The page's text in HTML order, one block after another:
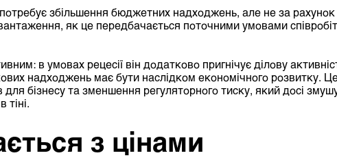
збільшення бюджетних надходжень, але не за рахунок
як це передбачається поточними умовами
в умовах рецесії він додатково пригнічує ділову
надходжень має бути наслідком економічного розвитку.
бізнесу та зменшення регуляторного тиску, який досі
тіні.
з цінами